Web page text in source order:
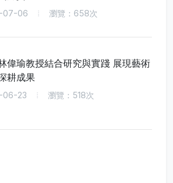
07-06 瀏覽：658次
偉瑜教授結合研究與實踐 展現藝術
耕成果
06-23 瀏覽：518次